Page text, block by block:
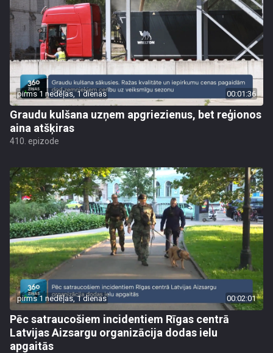
pirms 1 nedēļas, 1 dienas 00:01:36
Graudu kulšana uzņem apgriezienus, bet reģionos
aina atšķiras
410. epizode
pirms 1 nedēļas, 1 dienas 00:02:01
Pēc satraucošiem incidentiem Rīgas centrā
Latvijas Aizsargu organizācija dodas ielu
apgaitās